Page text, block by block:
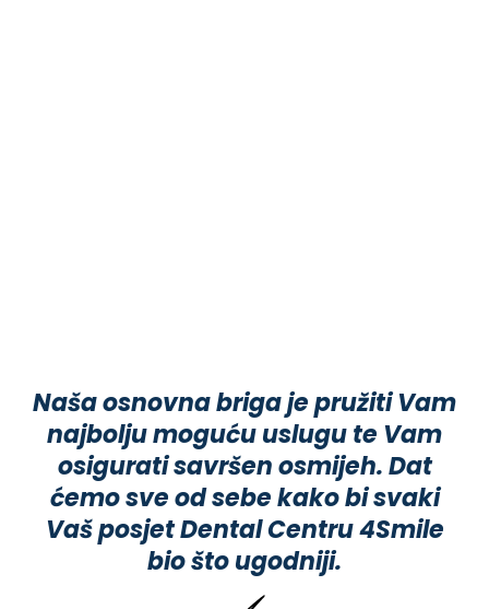
Naša osnovna briga je pružiti Vam
najbolju moguću uslugu te Vam
osigurati savršen osmijeh. Dat
ćemo sve od sebe kako bi svaki
Vaš posjet Dental Centru 4Smile
bio što ugodniji.